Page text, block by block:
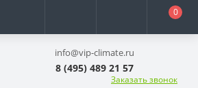
0
info@vip-climate.ru
8 (495) 489 21 57
Заказать звонок